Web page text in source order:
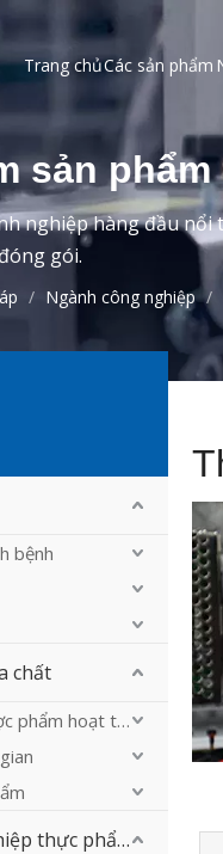
Trang chủCác sản phẩm
sản phẩm
nghiệp hàng đầu
gói.
/ Ngành công nghiệp /
bệnh
chất
Thành phần dược phẩm hoạt tính
Ngành công nghiệp thực phẩm